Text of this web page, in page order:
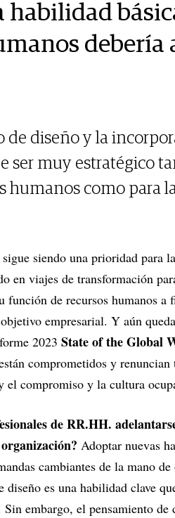
debería
diseño y la
ser muy estratégico
humanos como para
siendo una prioridad para
en viajes de transformación
función de recursos humanos a
empresarial. Y aún
2023 State of the Global
comprometidos y
el compromiso y la cultura
de RR.HH.
Adoptar nuevas
cambiantes de la mano
diseño es una habilidad clave
embargo, el pensamiento de